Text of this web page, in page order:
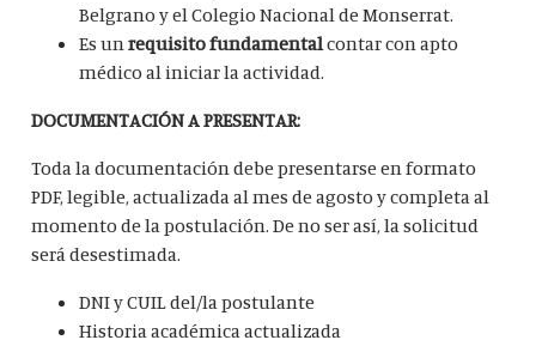
Belgrano y el Colegio Nacional de Monserrat.
Es unrequisito fundamentalcontar con apto
médico al iniciar la actividad.
DOCUMENTACIÓN A PRESENTAR:
Toda la documentación debe presentarse en formato
PDF, legible, actualizada al mes de agosto y completa al
momento de la postulación. De no ser así, la solicitud
será desestimada.
DNI y CUIL del/la postulante
Historia académica actualizada